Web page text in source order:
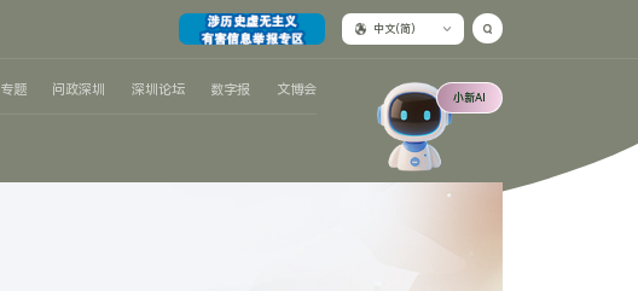
中文(简)
专题 问政深圳 深圳论坛 数字报 文博会 小新AI